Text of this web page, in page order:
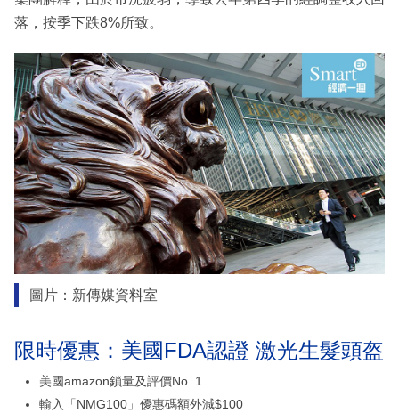
落，按季下跌8%所致。
圖片：新傳媒資料室
限時優惠：美國FDA認證 激光生髮頭盔
美國amazon鎖量及評價No. 1
輸入「NMG100」優惠碼額外減$100